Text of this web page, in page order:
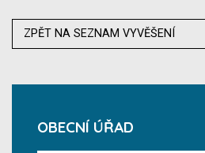
ZPĚT NA SEZNAM VYVĚŠENÍ
OBECNÍ ÚŘAD